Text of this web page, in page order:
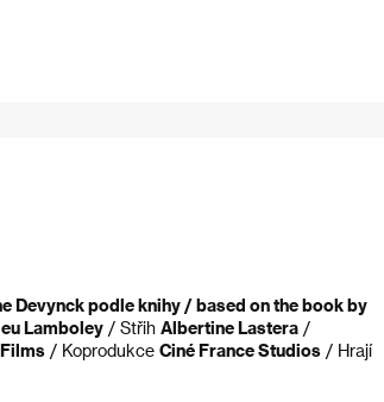
Devynck podle knihy / based on the book by
Lamboley / Střih Albertine Lastera /
/ Koprodukce Ciné France Studios / Hrají